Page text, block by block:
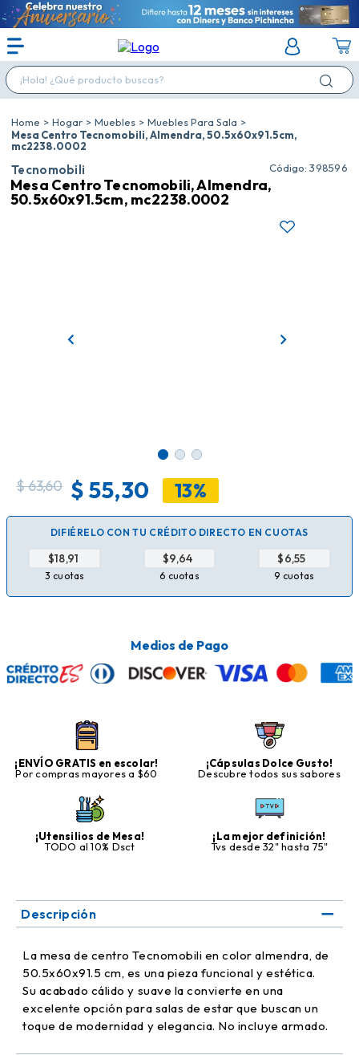
¡Hola! ¿Qué producto buscas?
Hogar Muebles
Muebles Para Sala
Mesa Centro Tecnomobili, Almendra, 50.5x60x91.5cm,
mc2238.0002
Tecnomobili : 398596
Mesa Centro Tecnomobili, Almendra,
50.5x60x91.5cm, mc2238.0002
$63,60 $55,30 13%
DIFIÉRELO CON TU CRÉDITO DIRECTO EN CUOTAS
$
3 cuotas
$
6 cuotas
$
9 cuotas
Medios de Pago
¡ENVÍO GRATIS en escolar!
Por compras mayores a $60
¡Cápsulas Dolce Gusto!
Descubre todos sus sabores
¡Utensilios de Mesa!
TODO al 10% Dsct
¡La mejor definición!
Tvs desde 32" hasta 75"
Descripción
La mesa de centro Tecnomobili en color almendra, de
50.5x60x91.5 cm, es una pieza funcional y estética.
Su acabado cálido y suave la convierte en una
excelente opción para salas de estar que buscan un
toque de modernidad y elegancia. No incluye armado.